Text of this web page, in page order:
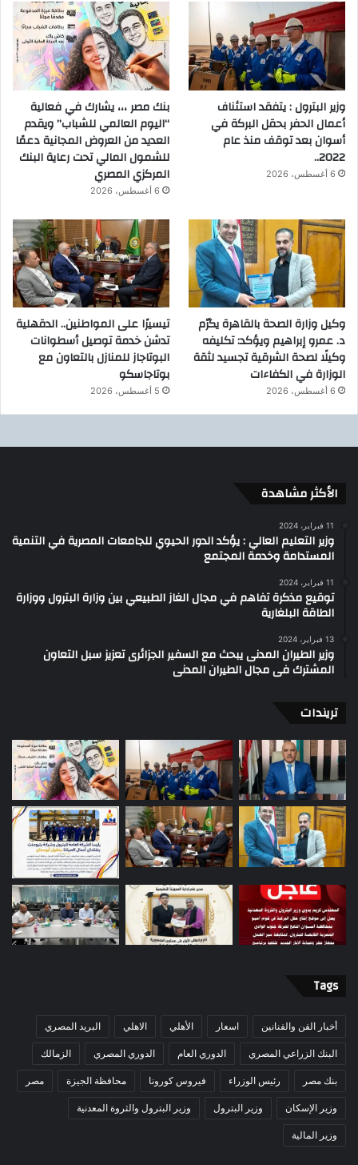
وزير البترول : يتفقد استئناف
أعمال الحفر بحقل البركة في
أسوان بعد توقف منذ عام
2022..
6 أغسطس، 2026
بنك مصر ،،، يشارك في فعالية
“اليوم العالمي للشباب” ويقدم
العديد من العروض المجانية دعمًا
للشمول المالي تحت رعاية البنك
المركزي المصري
6 أغسطس، 2026
وكيل وزارة الصحة بالقاهرة يكرّم
د. عمرو إبراهيم ويؤكد: تكليفه
وكيلًا لصحة الشرقية تجسيد لثقة
الوزارة في الكفاءات
6 أغسطس، 2026
تيسيرًا على المواطنين.. الدقهلية
تدشن خدمة توصيل أسطوانات
البوتاجاز للمنازل بالتعاون مع
بوتاجاسكو
5 أغسطس، 2026
الأكثر مشاهدة
11 فبراير، 2024
وزير التعليم العالي : يؤكد الدور الحيوي للجامعات المصرية في التنمية
المستدامة وخدمة المجتمع
11 فبراير، 2024
توقيع مذكرة تفاهم في مجال الغاز الطبيعي بين وزارة البترول ووزارة
الطاقة البلغارية
13 فبراير، 2024
وزير الطيران المدنى يبحث مع السفير الجزائرى تعزيز سبل التعاون
المشترك فى مجال الطيران المدنى
تريندات
Tags
أخبار الفن والفنانين اسعار الأهلي الاهلي البريد المصري
البنك الزراعي المصري الدوري العام الدوري المصري الزمالك
بنك مصر رئيس الوزراء فيروس كورونا محافظة الجيزة مصر
وزير الإسكان وزير البترول وزير البترول والثروة المعدنية
وزير المالية